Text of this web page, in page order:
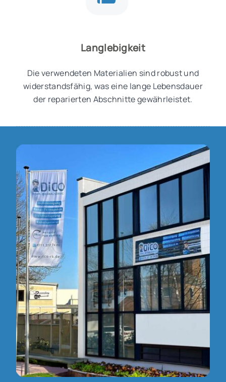
Langlebigkeit
Die verwendeten Materialien sind robust und
widerstandsfähig, was eine lange Lebensdauer
der reparierten Abschnitte gewährleistet.